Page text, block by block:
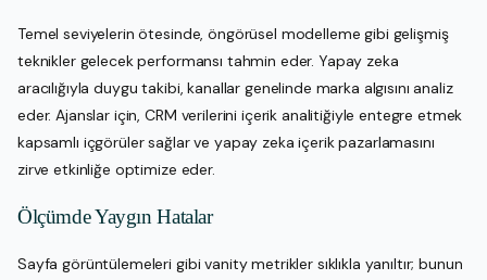
Temel seviyelerin ötesinde, öngörüsel modelleme gibi gelişmiş
teknikler gelecek performansı tahmin eder. Yapay zeka
aracılığıyla duygu takibi, kanallar genelinde marka algısını analiz
eder. Ajanslar için, CRM verilerini içerik analitiğiyle entegre etmek
kapsamlı içgörüler sağlar ve yapay zeka içerik pazarlamasını
zirve etkinliğe optimize eder.
Ölçümde Yaygın Hatalar
Sayfa görüntülemeleri gibi vanity metrikler sıklıkla yanıltır; bunun